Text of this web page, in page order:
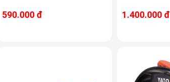
590.000 đ 1.400.000 đ